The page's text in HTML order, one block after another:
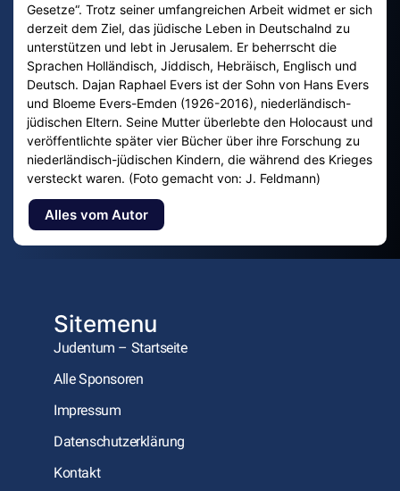
Gesetze“. Trotz seiner umfangreichen Arbeit widmet er sich
derzeit dem Ziel, das jüdische Leben in Deutschalnd zu
unterstützen und lebt in Jerusalem. Er beherrscht die
Sprachen Holländisch, Jiddisch, Hebräisch, Englisch und
Deutsch. Dajan Raphael Evers ist der Sohn von Hans Evers
und Bloeme Evers-Emden (1926-2016), niederländisch-
jüdischen Eltern. Seine Mutter überlebte den Holocaust und
veröffentlichte später vier Bücher über ihre Forschung zu
niederländisch-jüdischen Kindern, die während des Krieges
versteckt waren. (Foto gemacht von: J. Feldmann)
Alles vom Autor
Sitemenu
Judentum – Startseite
Alle Sponsoren
Impressum
Datenschutzerklärung
Kontakt